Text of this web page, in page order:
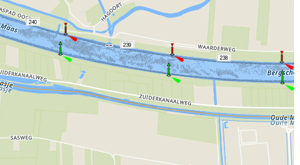
240
239
238